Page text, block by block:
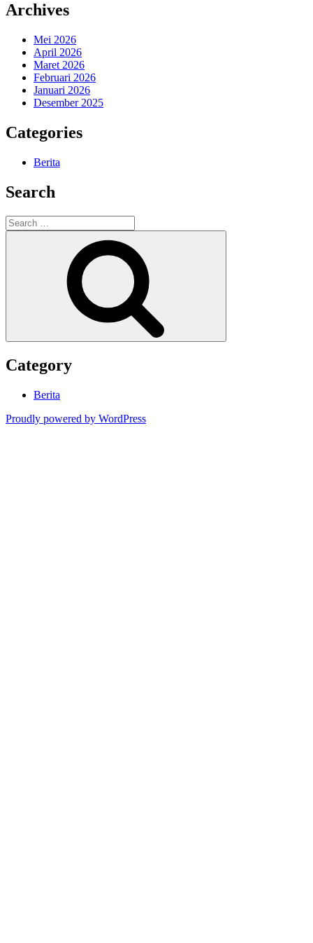
Archives
Mei 2026
April 2026
Maret 2026
Februari 2026
Januari 2026
Desember 2025
Categories
Berita
Search
Search
for:
Category
Berita
Proudly powered by WordPress